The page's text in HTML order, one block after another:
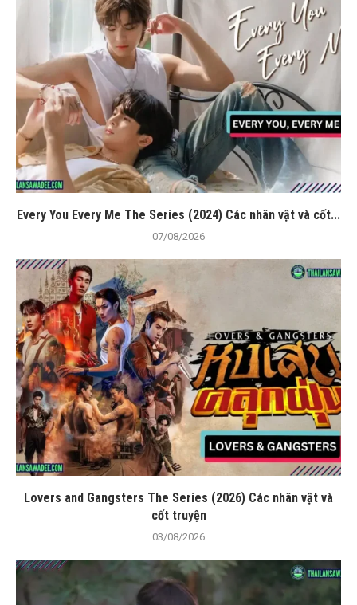
Every You Every Me The Series (2024) Các nhân vật và cốt...
07/08/2026
Lovers and Gangsters The Series (2026) Các nhân vật và
cốt truyện
03/08/2026